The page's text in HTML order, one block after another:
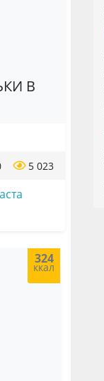
В
5 023
324
ккал